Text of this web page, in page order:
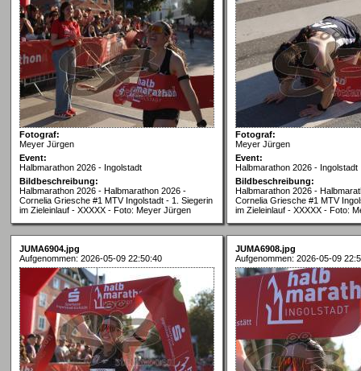
Fotograf:
Meyer Jürgen
Event:
Halbmarathon 2026 - Ingolstadt
Bildbeschreibung:
Halbmarathon 2026 - Halbmarathon 2026 -
Cornelia Griesche #1 MTV Ingolstadt - 1. Siegerin
im Zieleinlauf - XXXXX - Foto: Meyer Jürgen
Fotograf:
Meyer Jürgen
Event:
Halbmarathon 2026 - Ingolstadt
Bildbeschreibung:
Halbmarathon 2026 -
Cornelia Griesche #1 MTV
im Zieleinlauf - XXXXX - Foto:
JUMA6904.jpg
Aufgenommen: 2026-05-09 22:50:40
JUMA6908.jpg
Aufgenommen: 2026-05-09